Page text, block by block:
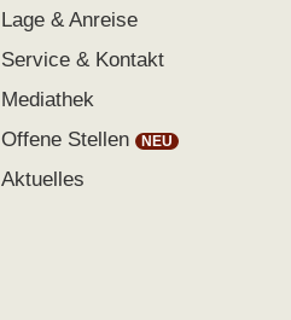
Lage & Anreise
Service & Kontakt
Mediathek
Offene Stellen
Aktuelles